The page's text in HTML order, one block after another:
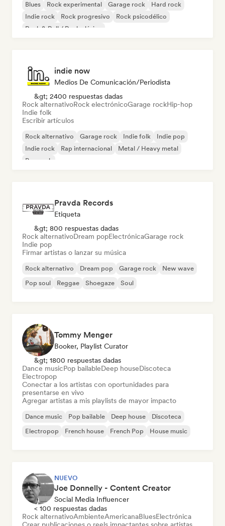
Blues Rock experimental Garage rock
Hard rock
Indie rock
Rock progresivo
Rock psicodélico
Rock & Roll / Rock clásico
indie now
Medios De Comunicación/Periodista
&gt; 2400 respuestas dadas
Rock alternativoRock electrónicoGarage rockHip-hop
Indie folk
Escribir artículos
Rock alternativo Garage rock Indie folk
Indie pop
Indie rock
Rap internacional
Metal / Heavy metal
Pop rock
Pravda Records
Etiqueta
&gt; 800 respuestas dadas
Rock alternativoDream popElectrónicaGarage rock
Indie pop
Firmar artistas o lanzar su música
Rock alternativo Dream pop Garage rock
New wave
Pop soul
Reggae Shoegaze Soul
Tommy Menger
Booker, Playlist Curator
&gt; 1800 respuestas dadas
Dance musicPop bailableDeep houseDiscoteca
Electropop
Conectar a los artistas con oportunidades para
presentarse en vivo
Agregar artistas a mis playlists de mayor impacto
Dance music Pop bailable Deep house
Discoteca
Electropop
French house French Pop House music
NUEVO
Joe Donnelly - Content Creator
Social Media Influencer
< 100 respuestas dadas
Rock alternativoAmbienteAmericanaBluesElectrónica